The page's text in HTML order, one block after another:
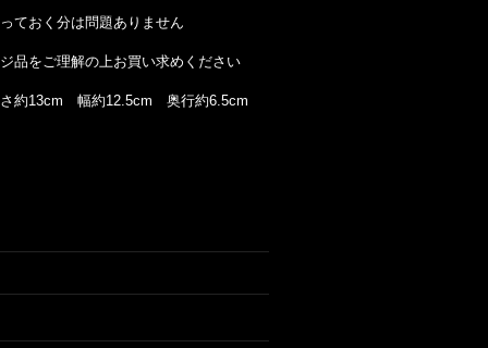
ておく分は問題ありません
品をご理解の上お買い求めください
さ約13cm 幅約12.5cm 奥行約6.5cm